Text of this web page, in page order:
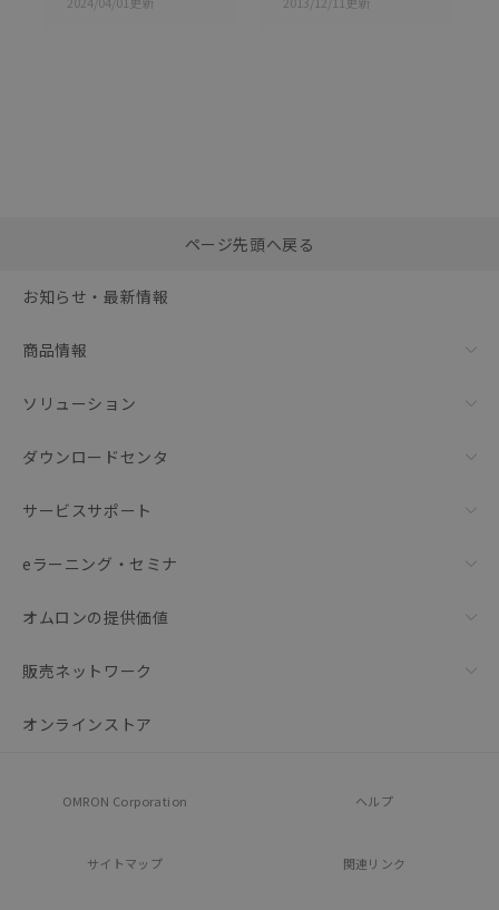
括ダウンロード
ページ先頭へ戻る
お知らせ・最新情報
商品情報
ソリューション
ダウンロードセンタ
サービスサポート
eラーニング・セミナ
オムロンの提供価値
販売ネットワーク
オンラインストア
OMRON Corporation ヘルプ
サイトマップ 関連リンク